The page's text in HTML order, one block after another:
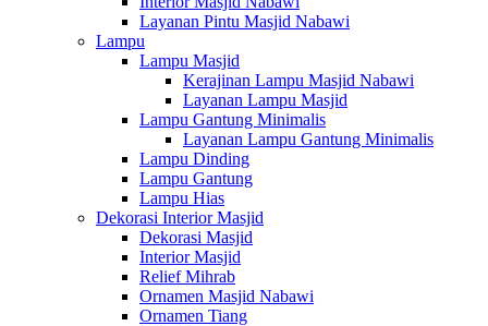
Layanan Pintu Masjid Nabawi
Lampu
Lampu Masjid
Kerajinan Lampu Masjid Nabawi
Layanan Lampu Masjid
Lampu Gantung Minimalis
Layanan Lampu Gantung Minimalis
Lampu Dinding
Lampu Gantung
Lampu Hias
Dekorasi Interior Masjid
Dekorasi Masjid
Interior Masjid
Relief Mihrab
Ornamen Masjid Nabawi
Ornamen Tiang